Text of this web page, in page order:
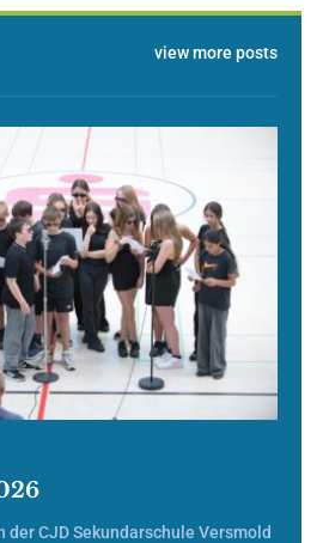
view more posts
der CJD Sekundarschule Versmold